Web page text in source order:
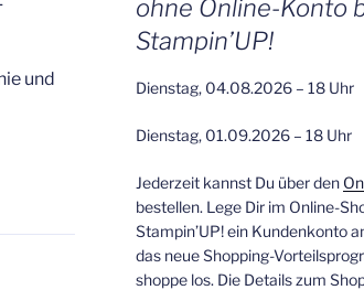
und
ohne Online-Konto
Stampin’UP!
Dienstag, 04.08.2026 – 18 Uhr
Dienstag, 01.09.2026 – 18 Uhr
Jederzeit kannst Du über den
bestellen. Lege Dir im Online-
Stampin’UP! ein Kundenkonto
das neue Shopping-
shoppe los. Die Details zum